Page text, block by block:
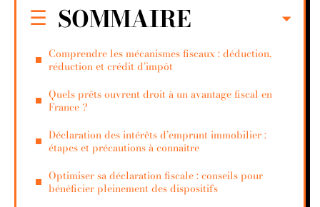
SOMMAIRE
Comprendre les mécanismes fiscaux : déduction,
réduction et crédit d’impôt
Quels prêts ouvrent droit à un avantage fiscal en
France ?
Déclaration des intérêts d’emprunt immobilier :
étapes et précautions à connaître
Optimiser sa déclaration fiscale : conseils pour
bénéficier pleinement des dispositifs